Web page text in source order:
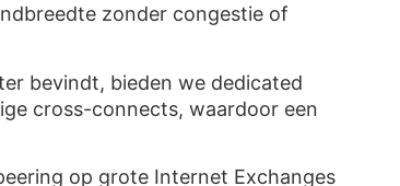
zonder congestie of
bevindt, bieden we dedicated
cross-connects, waardoor een
op grote Internet Exchanges